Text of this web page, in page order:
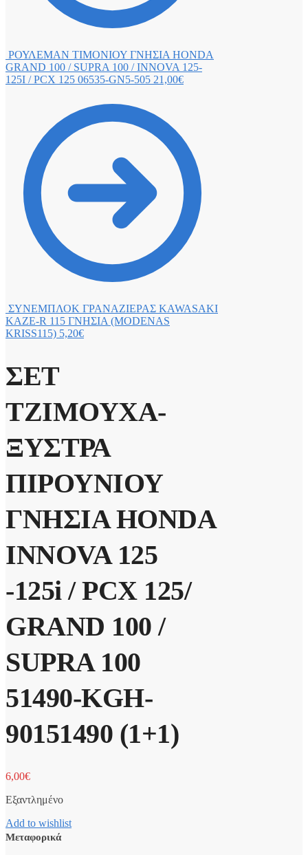
ΡΟΥΛΕΜΑΝ ΤΙΜΟΝΙΟΥ ΓΝΗΣΙΑ HONDA
GRAND 100 / SUPRA 100 / INNOVA 125-
125I / PCX 125 06535-GN5-505 21,00€
ΣΥΝΕΜΠΛΟΚ ΓΡΑΝΑΖΙΕΡΑΣ KAWASAKI
KAZE-R 115 ΓΝΗΣΙΑ (MODENAS
KRISS115) 5,20€
ΣΕΤ
ΤΖΙΜΟΥΧΑ-
ΞΥΣΤΡΑ
ΠΙΡΟΥΝΙΟΥ
ΓΝΗΣΙΑ HONDA
INNOVA 125
-125i / PCX 125/
GRAND 100 /
SUPRA 100
51490-KGH-
90151490 (1+1)
6,00€
Εξαντλημένο
Add to wishlist
Μεταφορικά